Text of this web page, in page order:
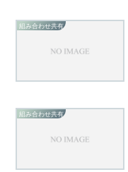
組み合わせ共有
組み合わせ共有